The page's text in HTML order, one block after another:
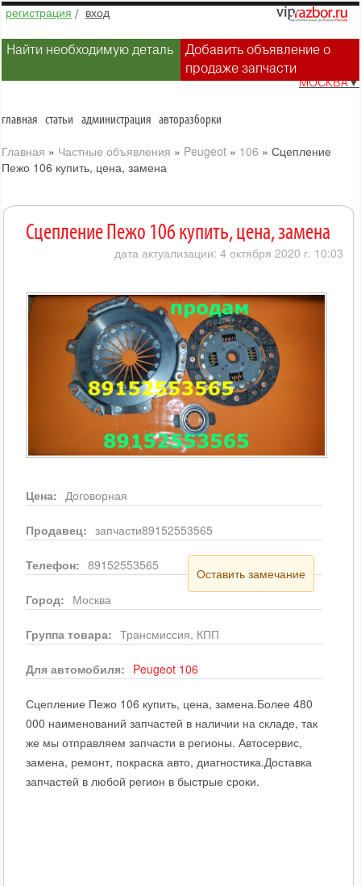
регистрация / вход
Найти необходимую деталь
Добавить объявление о
продаже запчасти
МОСКВА▼
главная статьи администрация авторазборки
Главная » Частные объявления » Peugeot » 106 » Сцепление
Пежо 106 купить, цена, замена
Сцепление Пежо 106 купить, цена, замена
дата актуализации: 4 октября 2020 г. 10:03
Цена: Договорная
Продавец: запчасти89152553565
Телефон: 89152553565
Оставить замечание
Город: Москва
Группа товара: Трансмиссия, КПП
Для автомобиля: Peugeot 106
Сцепление Пежо 106 купить, цена, замена.Более 480
000 наименований запчастей в наличии на складе, так
же мы отправляем запчасти в регионы. Автосервис,
замена, ремонт, покраска авто, диагностика.Доставка
запчастей в любой регион в быстрые сроки.